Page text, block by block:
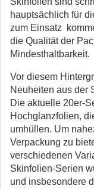
hauptsächlich für
zum Einsatz
die Qualität der
Mindesthaltbarkeit.
Vor diesem
Neuheiten aus der
Die aktuelle 20er-
Hochglanzfolien,
umhüllen. Um
Verpackung zu
verschiedenen
Skinfolien-Serien
und insbesondere